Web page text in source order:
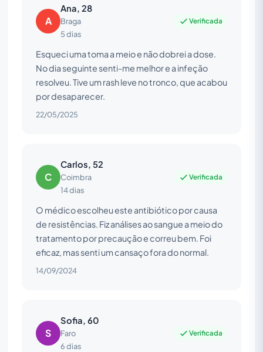
A
Ana, 28
Braga
5 dias
Verificada
Esqueci uma toma a meio e não dobrei a dose.
No dia seguinte senti-me melhor e a infeção
resolveu. Tive um rash leve no tronco, que acabou
por desaparecer.
22/05/2025
C
Carlos, 52
Coimbra
14 dias
Verificada
O médico escolheu este antibiótico por causa
de resistências. Fiz análises ao sangue a meio do
tratamento por precaução e correu bem. Foi
eficaz, mas senti um cansaço fora do normal.
14/09/2024
S
Sofia, 60
Faro
6 dias
Verificada